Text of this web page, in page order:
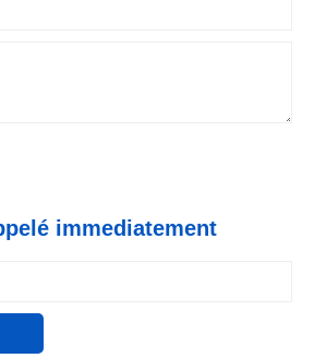
immediatement